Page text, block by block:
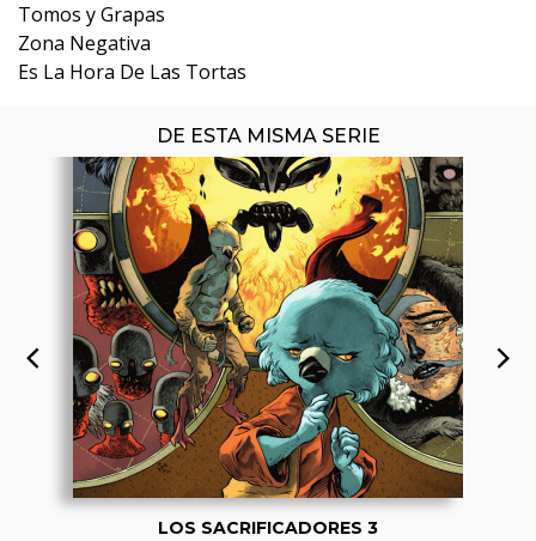
Tomos y Grapas
Zona Negativa
Es La Hora De Las Tortas
DE ESTA MISMA SERIE
LOS SACRIFICADORES 3